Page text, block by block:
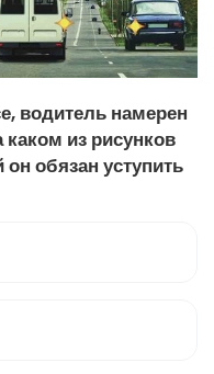
водитель намерен
из рисунков
он обязан уступить